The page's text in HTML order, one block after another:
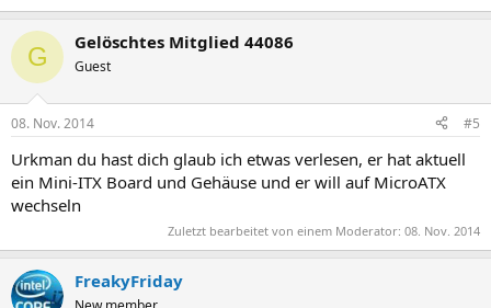
G Gelöschtes Mitglied 44086
Guest
08. Nov. 2014 #5
Urkman du hast dich glaub ich etwas verlesen, er hat aktuell
ein Mini-ITX Board und Gehäuse und er will auf MicroATX
wechseln
Zuletzt bearbeitet von einem Moderator: 08. Nov. 2014
FreakyFriday